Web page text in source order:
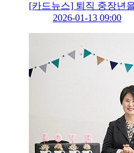
[카드뉴스] 퇴직 중장년
2026-01-13 09:00